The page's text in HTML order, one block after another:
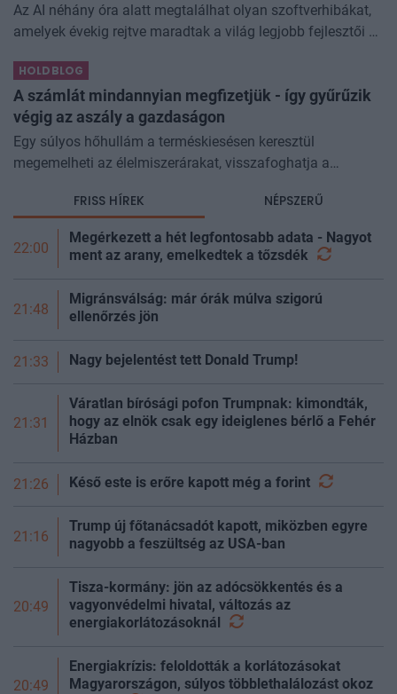
Az AI néhány óra alatt megtalálhat olyan szoftverhibákat,
amelyek évekig rejtve maradtak a világ legjobb fejlesztői és
különösen nagy...
HOLDBLOG
A számlát mindannyian megfizetjük - így gyűrűzik
végig az aszály a gazdaságon
Egy súlyos hőhullám a terméskiesésen keresztül
megemelheti az élelmiszerárakat, visszafoghatja a
még az állam finanszírozását is m
FRISS HÍREK NÉPSZERŰ
22:00
Megérkezett a hét legfontosabb adata - Nagyot
ment az arany, emelkedtek a tőzsdék
21:48
Migránsválság: már órák múlva szigorú
ellenőrzés jön
21:33 Nagy bejelentést tett Donald Trump!
21:31
Váratlan bírósági pofon Trumpnak: kimondták,
hogy az elnök csak egy ideiglenes bérlő a Fehér
Házban
21:26 Késő este is erőre kapott még a forint
21:16
Trump új főtanácsadót kapott, miközben egyre
nagyobb a feszültség az USA-ban
20:49
Tisza-kormány: jön az adócsökkentés és a
vagyonvédelmi hivatal, változás az
energiakorlátozásoknál
20:49
Energiakrízis: feloldották a korlátozásokat
Magyarországon, súlyos többlethalálozást okoz